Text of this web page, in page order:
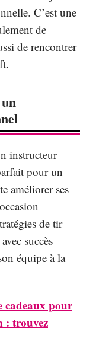
C’est une
de
de rencontrer
instructeur
pour un
améliorer ses
de tir
succès
équipe à la
cadeaux pour
: trouvez